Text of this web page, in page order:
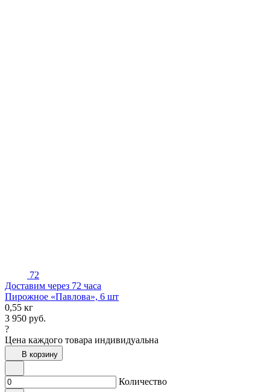
72
Доставим через 72 часа
Пирожное «Павлова», 6 шт
0,55 кг
3 950 руб.
?
Цена каждого товара индивидуальна
В корзину
Количество